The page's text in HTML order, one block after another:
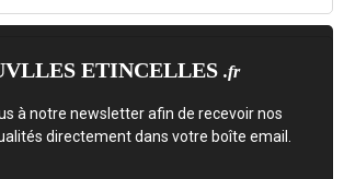
ETINCELLES .fr
à notre newsletter afin de recevoir nos
directement dans votre boîte email.